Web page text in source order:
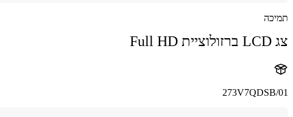
תמיכה
צג LCD ברזולוציית Full HD
273V7QDSB/01